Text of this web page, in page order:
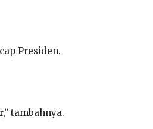
Presiden.
tambahnya.